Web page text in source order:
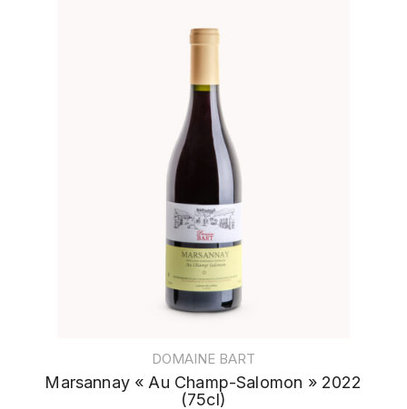
DOMAINE BART
Marsannay « Au Champ-Salomon » 2022
(75cl)